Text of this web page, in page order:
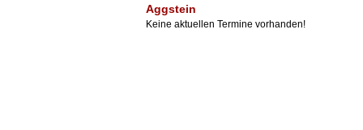
Aggstein
Keine aktuellen Termine vorhanden!